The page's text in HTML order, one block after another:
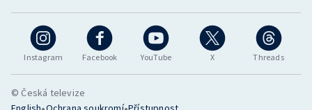
Instagram Facebook YouTube X Threads
© Česká televize